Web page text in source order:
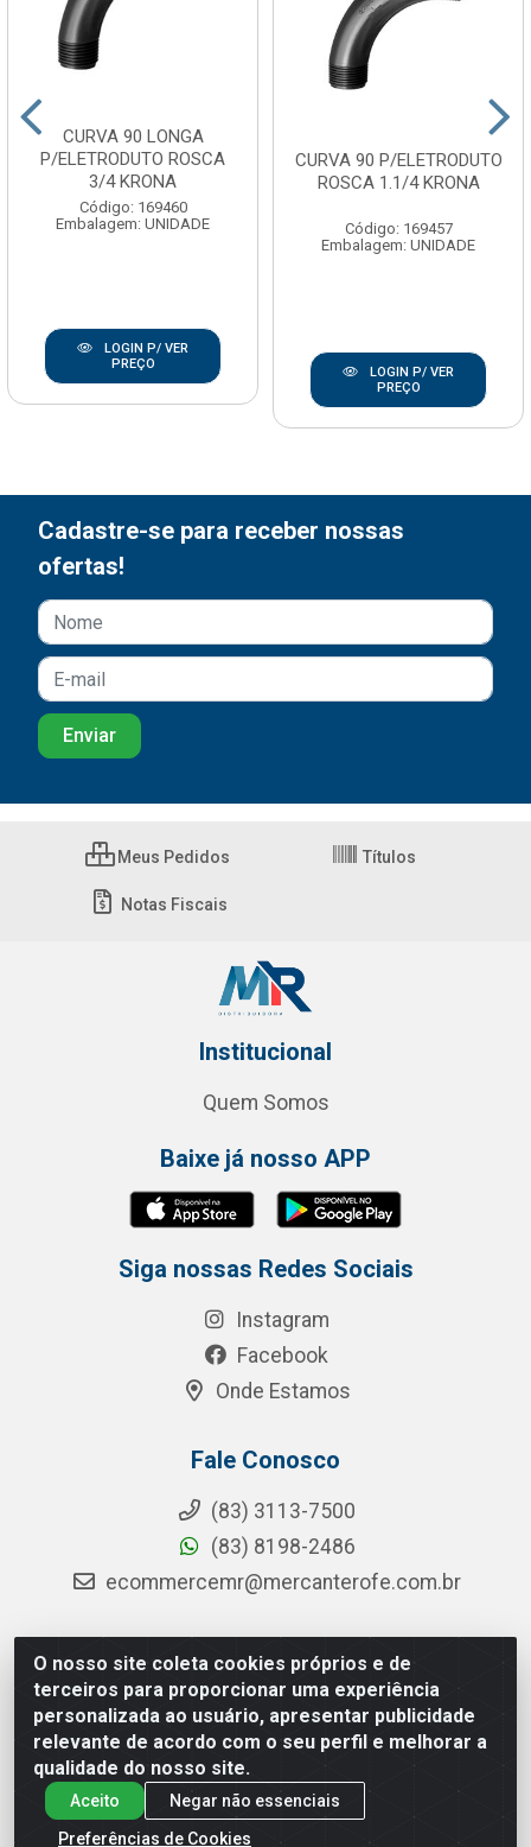
CURVA 90 LONGA
P/ELETRODUTO ROSCA
3/4 KRONA
Código: 169460
Embalagem: UNIDADE
LOGIN P/ VER
PREÇO
CURVA 90 P/ELETRODUTO
ROSCA 1.1/4 KRONA
Código: 169457
Embalagem: UNIDADE
LOGIN P/ VER
PREÇO
O nosso site coleta cookies próprios e de
terceiros para proporcionar uma experiência
personalizada ao usuário, apresentar publicidade
relevante de acordo com o seu perfil e melhorar a
qualidade do nosso site.
Aceito
Negar não essenciais
Preferências de Cookies
Cadastre-se para receber nossas
ofertas!
Meus Pedidos Títulos
Notas Fiscais
Institucional
Quem Somos
Baixe já nosso APP
Siga nossas Redes Sociais
Instagram
Facebook
Onde Estamos
Fale Conosco
(83) 3113-7500
(83) 8198-2486
ecommercemr@mercanterofe.com.br
MR Distribuidora - Rua Hortêncio Ribeiro de Luna, 3777 -
Distrito Industrial, João Pessoa/PB - CEP 58081-400 -
CNPJ 35.428.312/0001-85